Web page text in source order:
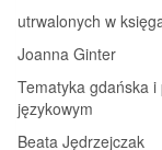
utrwalonych w
Joanna Ginter
Tematyka gdańska
językowym
Beata Jędrzejczak